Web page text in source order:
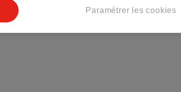
Paramétrer les cookies